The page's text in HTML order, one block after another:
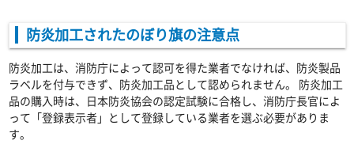
防炎加工されたのぼり旗の注意点
防炎加工は、消防庁によって認可を得た業者でなければ、防炎製品
ラベルを付与できず、防炎加工品として認められません。 防炎加工
品の購入時は、日本防炎協会の認定試験に合格し、消防庁長官によ
って「登録表示者」として登録している業者を選ぶ必要がありま
す。